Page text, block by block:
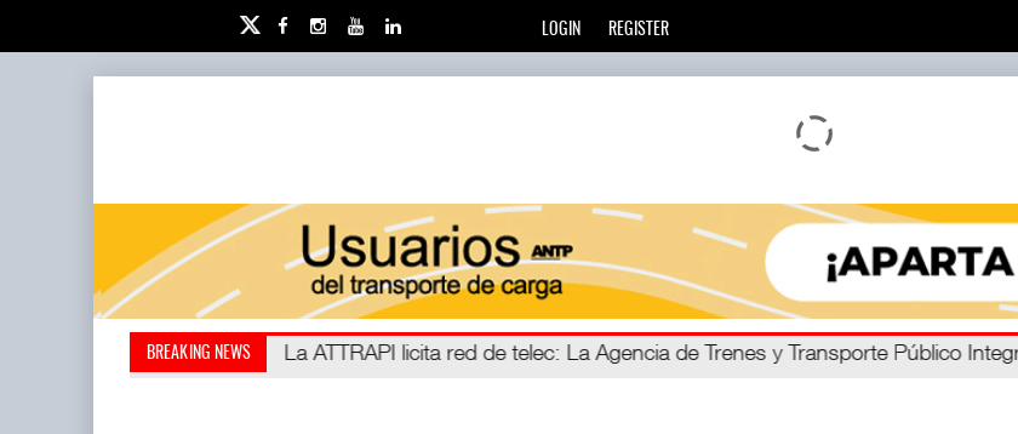
LOGIN REGISTER
BREAKING NEWS IT-ANÁLISIS: Puerto Lázaro C
La ATTRAPI licita red de telec: La Agencia de Trenes y Transporte Público